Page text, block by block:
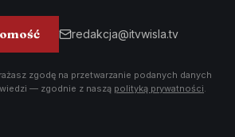
redakcja@itvwisla.tv
zgodę na przetwarzanie podanych danych
— zgodnie z naszą polityką prywatności.